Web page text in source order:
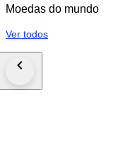
Moedas do mundo
Ver todos